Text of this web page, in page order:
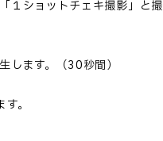
１ショットチェキ撮影」と撮
します。（30秒間）
。